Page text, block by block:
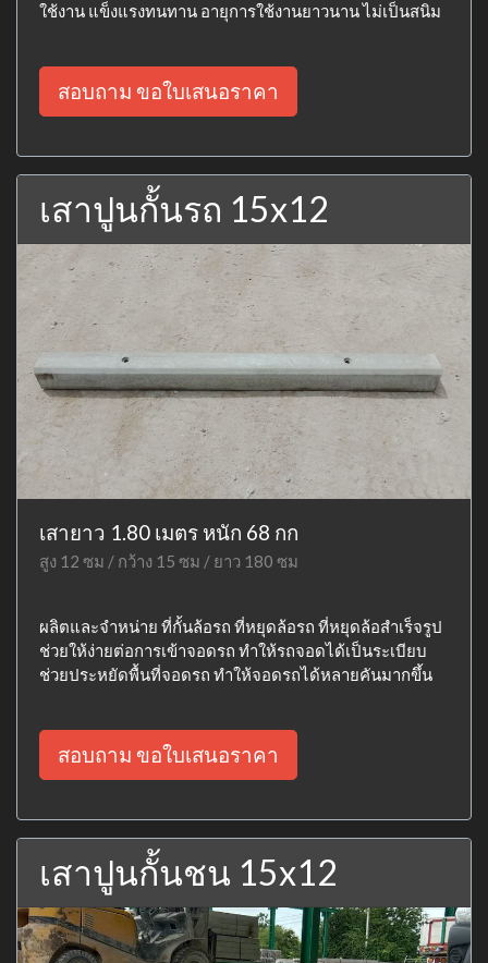
ใช้งาน แข็งแรงทนทาน อายุการใช้งานยาวนาน ไม่เป็นสนิม
สอบถาม ขอใบเสนอราคา
เสาปูนกั้นรถ 15x12
เสายาว 1.80 เมตร หนัก 68 กก
สูง 12 ซม / กว้าง 15 ซม / ยาว 180 ซม
ผลิตและจำหน่าย ที่กั้นล้อรถ ที่หยุดล้อรถ ที่หยุดล้อสำเร็จรูป
ช่วยให้ง่ายต่อการเข้าจอดรถ ทำให้รถจอดได้เป็นระเบียบ
ช่วยประหยัดพื้นที่จอดรถ ทำให้จอดรถได้หลายคันมากขึ้น
สอบถาม ขอใบเสนอราคา
เสาปูนกั้นชน 15x12